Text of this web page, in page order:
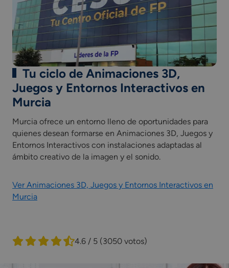
Tu ciclo de Animaciones 3D,
Juegos y Entornos Interactivos en
Murcia
Murcia ofrece un entorno lleno de oportunidades para
quienes desean formarse en Animaciones 3D, Juegos y
Entornos Interactivos con instalaciones adaptadas al
ámbito creativo de la imagen y el sonido.
Ver Animaciones 3D, Juegos y Entornos Interactivos en
Murcia
4.6 / 5 (3050 votos)